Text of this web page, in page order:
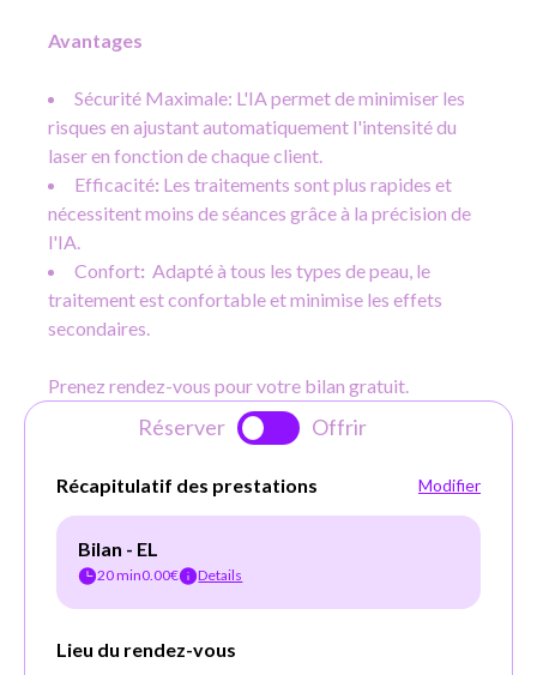
Réserver Offrir
Avantages
Sécurité Maximale: L'IA permet de minimiser les
risques en ajustant automatiquement l'intensité du
laser en fonction de chaque client.
Efficacité: Les traitements sont plus rapides et
nécessitent moins de séances grâce à la précision de
l'IA.
Confort: Adapté à tous les types de peau, le
traitement est confortable et minimise les effets
secondaires.
Prenez rendez-vous pour votre bilan gratuit.